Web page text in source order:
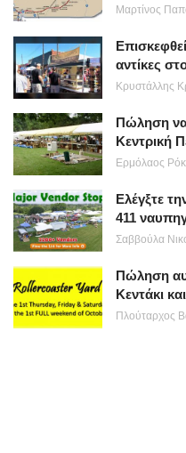
Μαρτίνος
αντίκες
Κρυστάλλης
Πώληση
Κεντρική
Ερμόλαος
Ελέγξτε
411
Σαββούλα
Πώληση
Κεντάκι
Πλούταρχος